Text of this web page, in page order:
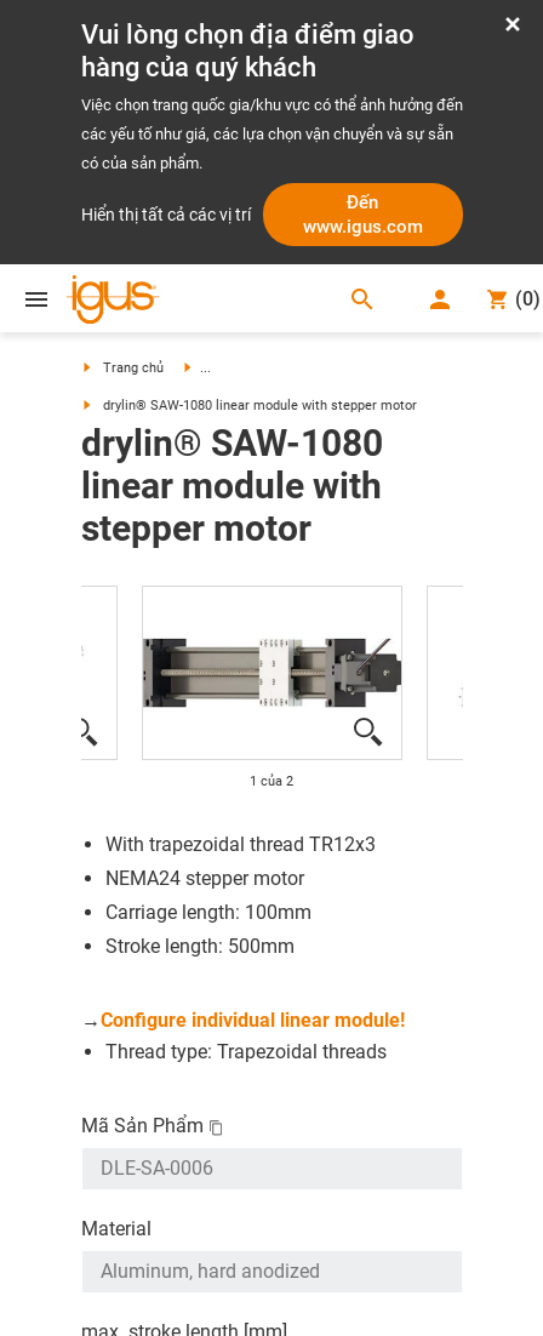
Vui lòng chọn địa điểm giao
hàng của quý khách
Việc chọn trang quốc gia/khu vực có thể ảnh hưởng đến
các yếu tố như giá, các lựa chọn vận chuyển và sự sẵn
có của sản phẩm.
Hiển thị tất cả các vị trí
Đến
www.igus.com
search (0)
Trang chủ ...
drylin® SAW-1080 linear module with stepper motor
drylin® SAW-1080
linear module with
stepper motor
1 của 2
With trapezoidal thread TR12x3
NEMA24 stepper motor
Carriage length: 100mm
Stroke length: 500mm
→Configure individual linear module!
Thread type: Trapezoidal threads
Mã Sản Phẩm
Material